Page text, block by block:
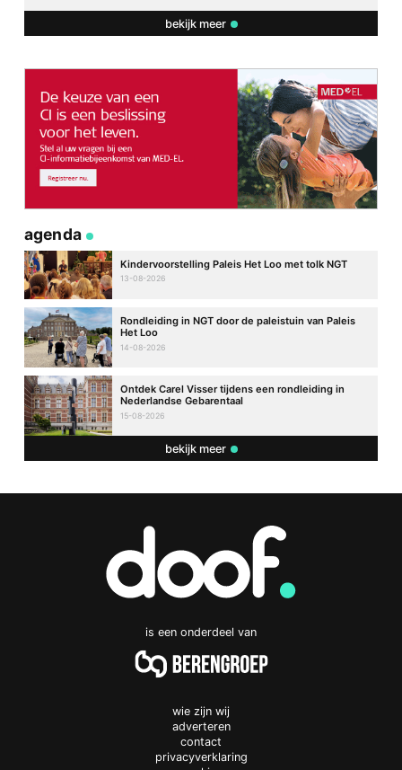
bekijk meer
agenda
Kindervoorstelling Paleis Het Loo met tolk NGT
13-08-2026
Rondleiding in NGT door de paleistuin van Paleis
Het Loo
14-08-2026
Ontdek Carel Visser tijdens een rondleiding in
Nederlandse Gebarentaal
15-08-2026
bekijk meer
is een onderdeel van
wie zijn wij
adverteren
contact
privacyverklaring